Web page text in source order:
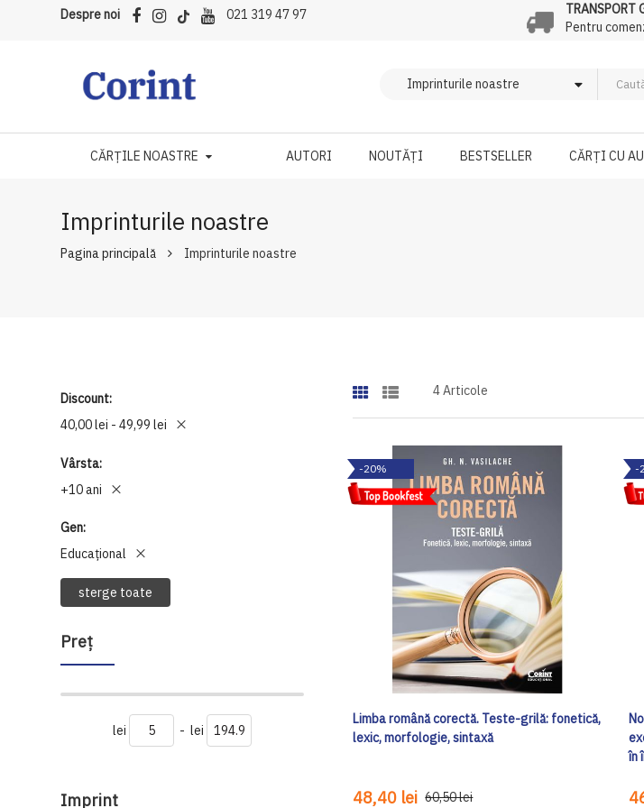
Despre noi 021 319 47 97
TRANSPORT
Pentru
CĂRȚILE NOASTRE AUTORI NOUTĂȚI BESTSELLER CĂRȚI CU
Imprinturile noastre
Pagina principală Imprinturile noastre
Discount
40,00 lei - 49,99 lei
Vârsta
+10 ani
Gen
Educațional
sterge toate
Preţ
lei - lei
Imprint
4Articole
-20%
Limba română corectă. Teste-grilă: fonetică,
lexic, morfologie, sintaxă
48,40 lei 60,50 lei
-
în